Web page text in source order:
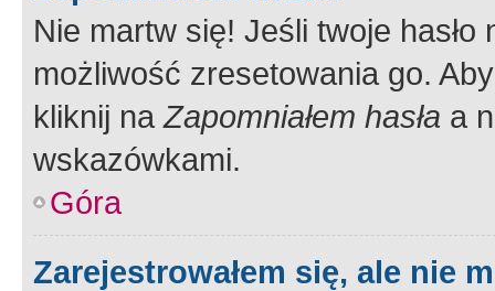
Nie martw się! Jeśli twoje
możliwość zresetowania go.
kliknij naZapomniałem hasła a
wskazówkami.
Góra
Zarejestrowałem się, ale nie